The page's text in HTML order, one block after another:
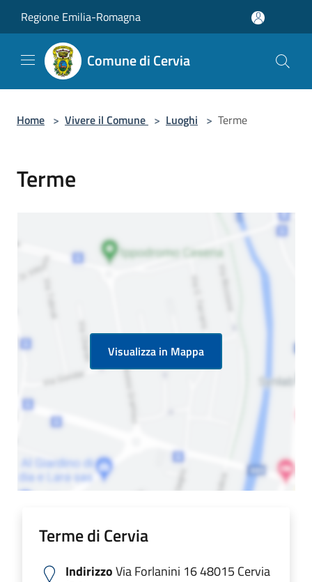
Regione Emilia-Romagna
Comune di Cervia
Home > Vivere il Comune > Luoghi > Terme
Terme
Visualizza in Mappa
Terme di Cervia
IndirizzoVia Forlanini 16 48015 Cervia